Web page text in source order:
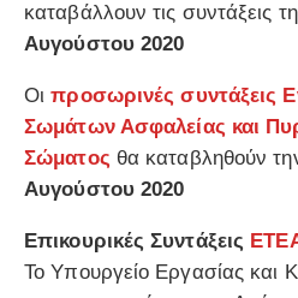
καταβάλλουν τις συντάξεις
Αυγούστου 2020
Οι προσωρινές συντάξεις
Σωμάτων Ασφαλείας και
Σώματος θα καταβληθούν
Αυγούστου 2020
Επικουρικές Συντάξεις
Το Υπουργείο Εργασίας και